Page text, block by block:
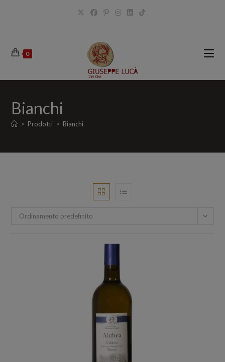
0
Bianchi
> Prodotti > Bianchi
Ordinamento predefinito